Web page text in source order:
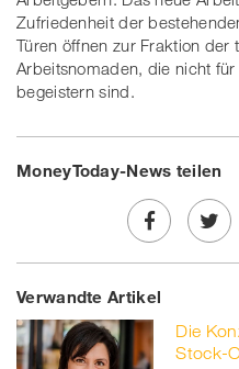
Zufriedenheit der
Türen öffnen zur Fraktion der
Arbeitsnomaden, die nicht
begeistern sind.
MoneyToday-News teilen
Share
on
Facebook
Twe
on
Verwandte Artikel
Die
Stock-